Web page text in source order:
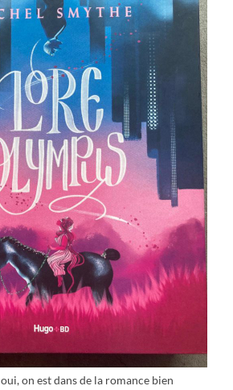
on est dans de la romance bien